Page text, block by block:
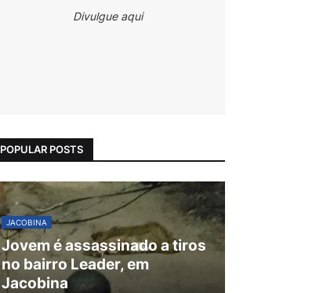
Divulgue aqui
POPULAR POSTS
JACOBINA
Jovem é assassinado a tiros
no bairro Leader, em
Jacobina